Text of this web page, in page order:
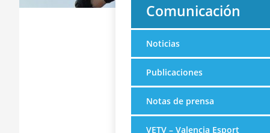
Comunicación
Noticias
Publicaciones
Notas de prensa
VETV – Valencia Esport